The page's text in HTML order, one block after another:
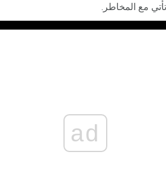
مع المخاطر.
ad